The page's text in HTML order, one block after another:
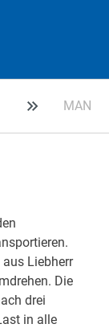
MAN
Liebherr
Die
drei
in alle